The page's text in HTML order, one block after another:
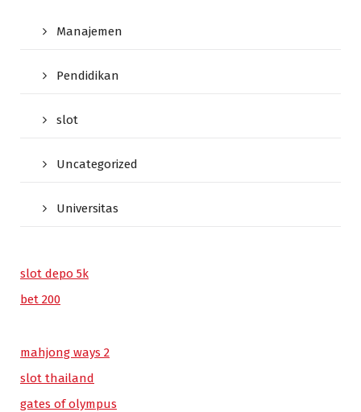
Manajemen
Pendidikan
slot
Uncategorized
Universitas
slot depo 5k
bet 200
mahjong ways 2
slot thailand
gates of olympus